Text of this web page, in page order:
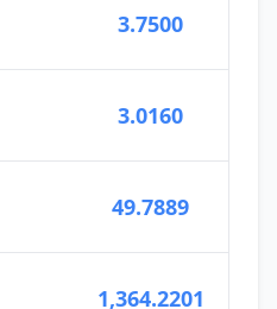
3.7500
3.0160
49.7889
1,364.2201